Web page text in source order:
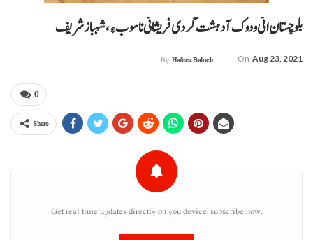
بلوچستان اٹی ودوک آ دہشت گردی فریشانی نا سوب ءِ، شہباز شریف
By Hafeez Baloch On Aug 23, 2021
0
Share
Get real time updates directly on you device, subscribe now.